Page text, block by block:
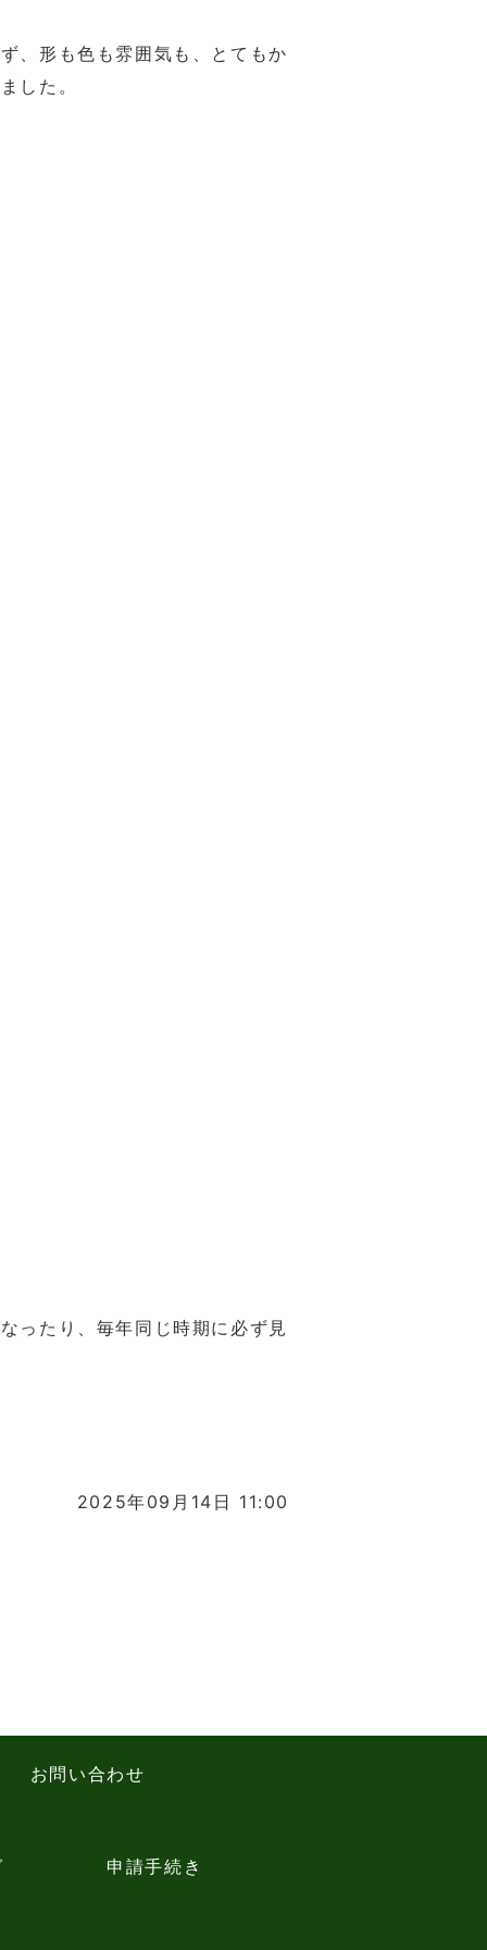
、形も色も雰囲気も、とてもか
した。
ったり、毎年同じ時期に必ず見
2025年09月14日 11:00
お問い合わせ
申請手続き